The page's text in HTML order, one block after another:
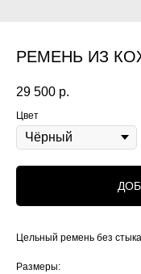
РЕМЕНЬ ИЗ
29 500 р.
Цвет
Цельный ремень без
Размеры: